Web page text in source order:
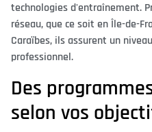
technologies d'entraînement.
réseau, que ce soit en Île-de-
Caraïbes, ils assurent un
professionnel.
Des
selon vos